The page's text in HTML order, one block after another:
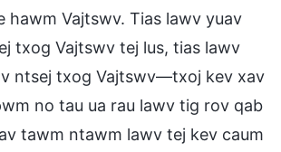
hawm Vajtswv. Tias lawv yuav
txog Vajtswv tej lus, tias lawv
ntsej txog Vajtswv—txoj kev xav
no tau ua rau lawv tig rov qab
tawm ntawm lawv tej kev caum